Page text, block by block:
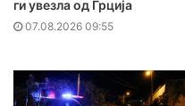
ги увезла од Грција
07.08.2026 09:55